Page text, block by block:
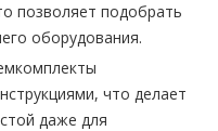
позволяет подобрать
оборудования.
что делает
даже для